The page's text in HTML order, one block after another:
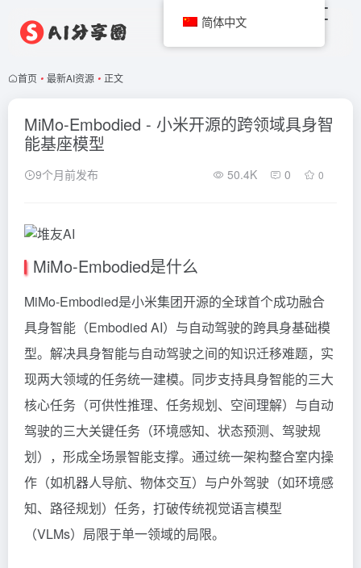
首页 • 最新AI资源 • 正文
MiMo-Embodied - 小米开源的跨领域具身智
能基座模型
9个月前发布 50.4K 0 0
MiMo-Embodied是什么
MiMo-Embodied是小米集团开源的全球首个成功融合
具身智能（Embodied AI）与自动驾驶的跨具身基础模
型。解决具身智能与自动驾驶之间的知识迁移难题，实
现两大领域的任务统一建模。同步支持具身智能的三大
核心任务（可供性推理、任务规划、空间理解）与自动
驾驶的三大关键任务（环境感知、状态预测、驾驶规
划），形成全场景智能支撑。通过统一架构整合室内操
作（如机器人导航、物体交互）与户外驾驶（如环境感
知、路径规划）任务，打破传统视觉语言模型
（VLMs）局限于单一领域的局限。
简体中文